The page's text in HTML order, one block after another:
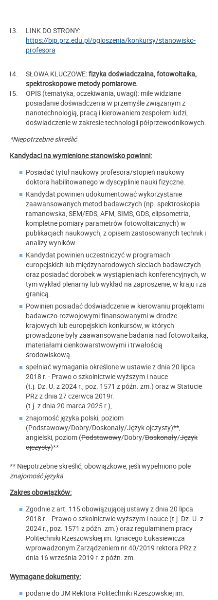
LINK DO STRONY:
https://bip.prz.edu.pl/ogloszenia/konkursy/stanowisko-
profesora
SŁOWA KLUCZOWE:fizyka doświadczalna, fotowoltaika,
spektroskopowe metody pomiarowe.
OPIS (tematyka, oczekiwania, uwagi): mile widziane
posiadanie doświadczenia w przemyśle związanym z
nanotechnologią, pracą i kierowaniem zespołem ludzi,
doświadczenie w zakresie technologii półprzewodnikowych.
*Niepotrzebne skreślić
Kandydaci na wymienione stanowisko powinni:
Posiadać tytuł naukowy profesora/stopień naukowy
doktora habilitowanego w dyscyplinie nauki fizyczne.
Kandydat powinien udokumentować wykorzystanie
zaawansowanych metod badawczych (np. spektroskopia
ramanowska, SEM/EDS, AFM, SIMS, GDS, elipsometria,
kompletne pomiary parametrów fotowoltaicznych) w
publikacjach naukowych, z opisem zastosowanych technik i
analizy wyników.
Kandydat powinien uczestniczyć w programach
europejskich lub międzynarodowych sieciach badawczych
oraz posiadać dorobek w wystąpieniach konferencyjnych, w
tym wykład plenarny lub wykład na zaproszenie, w kraju i za
granicą.
Powinien posiadać doświadczenie w kierowaniu projektami
badawczo‑rozwojowymi finansowanymi w drodze
krajowych lub europejskich konkursów, w których
prowadzone były zaawansowane badania nad fotowoltaiką,
materiałami cienkowarstwowymi i trwałością
środowiskową.
spełniać wymagania określone w ustawie z dnia 20 lipca
2018 r. - Prawo o szkolnictwie wyższym i nauce
(t.j. Dz. U. z 2024 r., poz. 1571 z późn. zm.) oraz w Statucie
PRz z dnia 27 czerwca 2019r.
(t.j. z dnia 20 marca 2025 r.),
znajomość języka polski, poziom
(Podstawowy/Dobry/Doskonały/Język ojczysty)**,
angielski, poziom (Podstawowy/Dobry/Doskonały/Język
ojczysty)**
** Niepotrzebne skreślić, obowiązkowe, jeśli wypełniono pole
znajomość języka
Zakres obowiązków:
Zgodnie z art. 115 obowiązującej ustawy z dnia 20 lipca
2018 r. - Prawo o szkolnictwie wyższym i nauce (t.j. Dz. U. z
2024 r., poz. 1571 z późn. zm.) oraz regulaminem pracy
Politechniki Rzeszowskiej im. Ignacego Łukasiewicza
wprowadzonym Zarządzeniem nr 40/2019 rektora PRz z
dnia 16 września 2019 r. z późn. zm.
Wymagane dokumenty:
podanie do JM Rektora Politechniki Rzeszowskiej im.